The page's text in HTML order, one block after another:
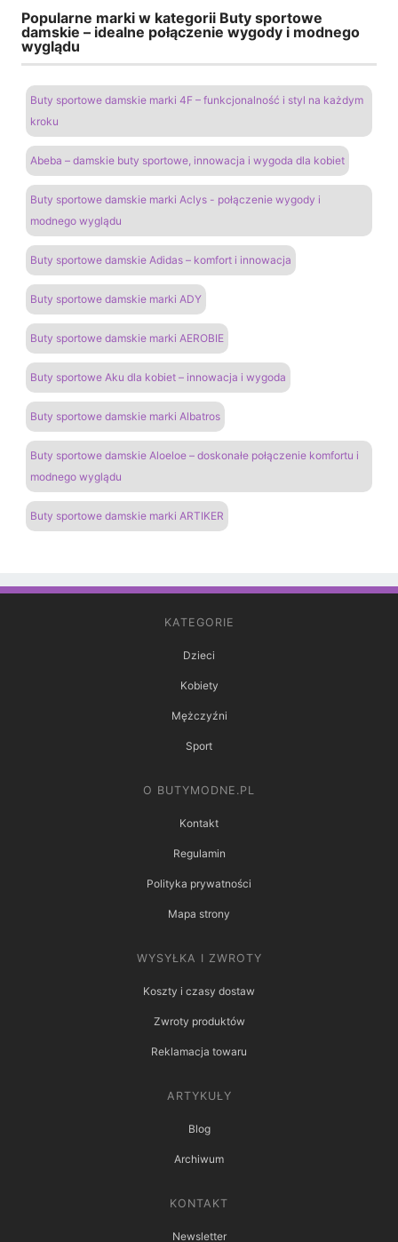
Popularne marki w kategorii Buty sportowe
damskie – idealne połączenie wygody i modnego
wyglądu
Buty sportowe damskie marki 4F – funkcjonalność i styl na każdym
kroku
Abeba – damskie buty sportowe, innowacja i wygoda dla kobiet
Buty sportowe damskie marki Aclys - połączenie wygody i
modnego wyglądu
Buty sportowe damskie Adidas – komfort i innowacja
Buty sportowe damskie marki ADY
Buty sportowe damskie marki AEROBIE
Buty sportowe Aku dla kobiet – innowacja i wygoda
Buty sportowe damskie marki Albatros
Buty sportowe damskie Aloeloe – doskonałe połączenie komfortu i
modnego wyglądu
Buty sportowe damskie marki ARTIKER
KATEGORIE
Dzieci
Kobiety
Mężczyźni
Sport
O BUTYMODNE.PL
Kontakt
Regulamin
Polityka prywatności
Mapa strony
WYSYŁKA I ZWROTY
Koszty i czasy dostaw
Zwroty produktów
Reklamacja towaru
ARTYKUŁY
Blog
Archiwum
KONTAKT
Newsletter